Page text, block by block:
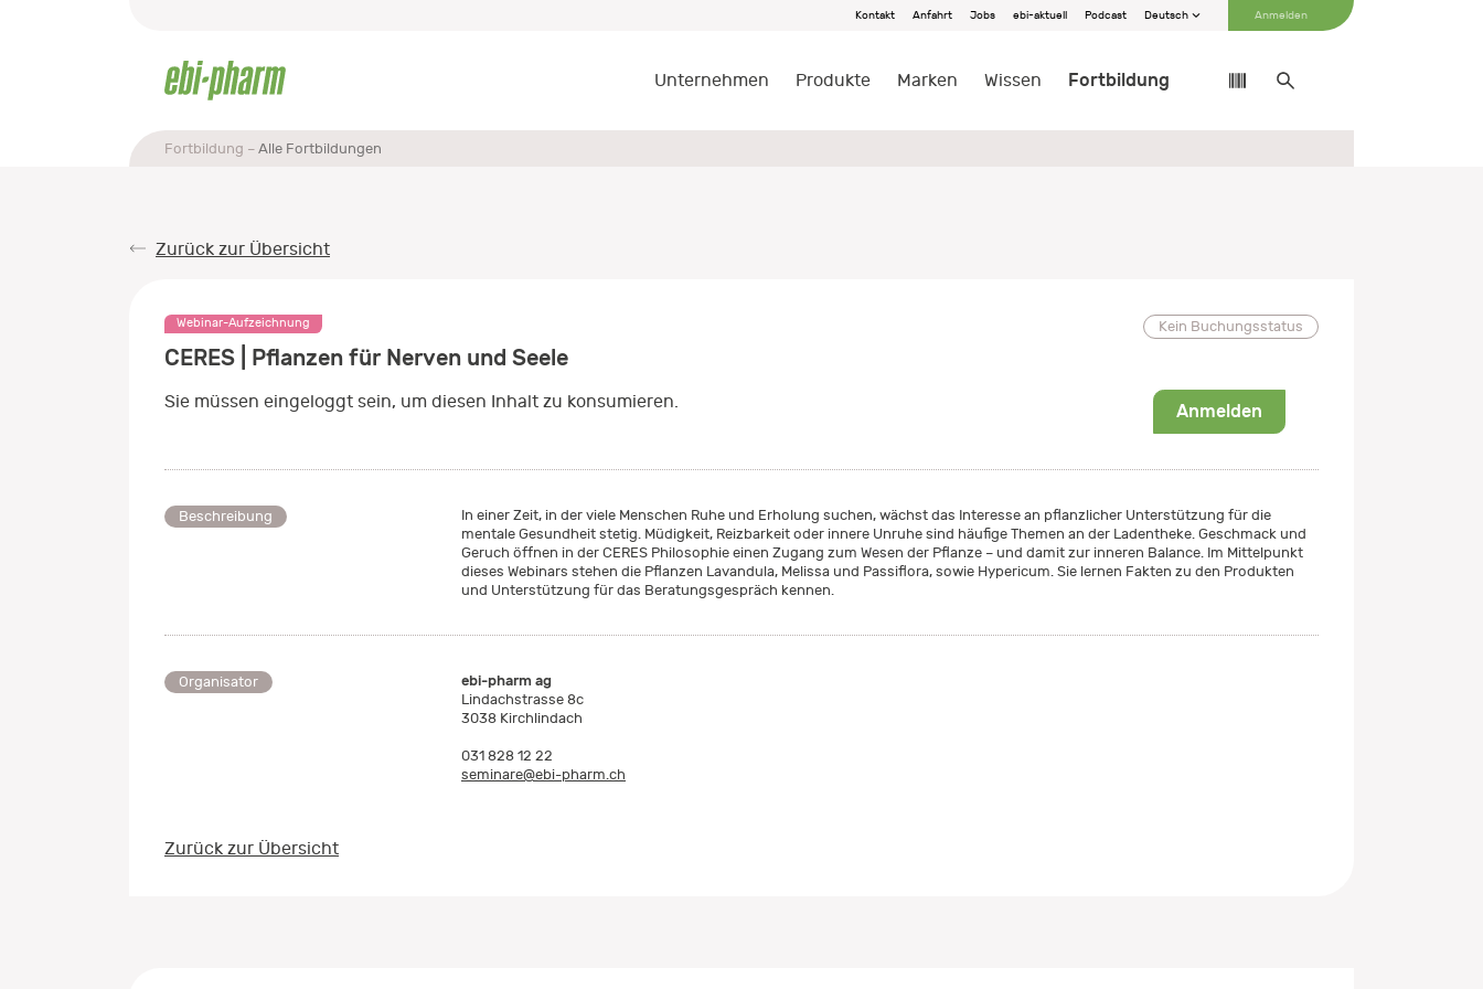
Kontakt Anfahrt Jobs ebi-aktuell Podcast Deutsch Anmelden
Unternehmen Produkte Marken Wissen Fortbildung
Fortbildung Alle Fortbildungen
Zurück zur Übersicht
Webinar-Aufzeichnung Kein Buchungsstatus
CERES | Pflanzen für Nerven und Seele
Anmelden
Sie müssen eingeloggt sein, um diesen Inhalt zu konsumieren.
Beschreibung
In einer Zeit, in der viele Menschen Ruhe und Erholung suchen, wächst das Interesse an pflanzlicher Unterstützung für die
mentale Gesundheit stetig. Müdigkeit, Reizbarkeit oder innere Unruhe sind häufige Themen an der Ladentheke. Geschmack und
Geruch öffnen in der CERES Philosophie einen Zugang zum Wesen der Pflanze – und damit zur inneren Balance. Im Mittelpunkt
dieses Webinars stehen die Pflanzen Lavandula, Melissa und Passiflora, sowie Hypericum. Sie lernen Fakten zu den Produkten
und Unterstützung für das Beratungsgespräch kennen.
Organisator
ebi-pharm ag
Lindachstrasse 8c
3038 Kirchlindach
031 828 12 22
seminare@ebi-pharm.ch
Zurück zur Übersicht